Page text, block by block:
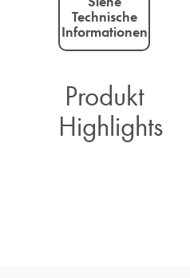
Technische
Informationen
Produkt
Highlights​